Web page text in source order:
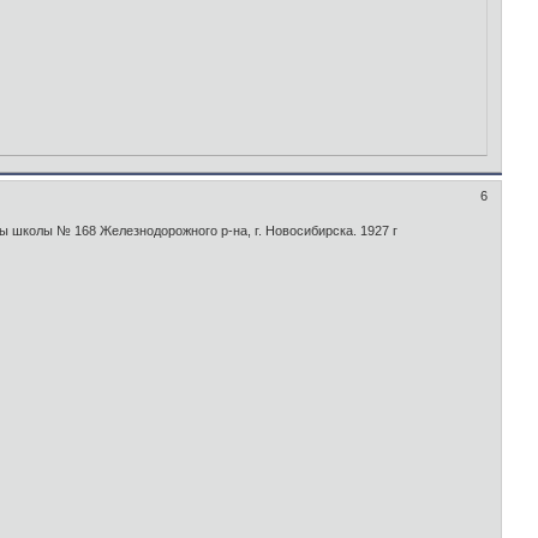
6
школы № 168 Железнодорожного р-на, г. Новосибирска. 1927 г